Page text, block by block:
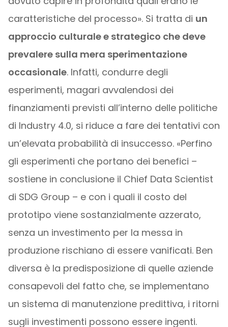
caratteristiche del processo». Si tratta di un
approccio culturale e strategico che deve
prevalere sulla mera sperimentazione
occasionale. Infatti, condurre degli
esperimenti, magari avvalendosi dei
finanziamenti previsti all’interno delle politiche
di Industry 4.0, si riduce a fare dei tentativi con
un’elevata probabilità di insuccesso. «Perfino
gli esperimenti che portano dei benefici –
sostiene in conclusione il Chief Data Scientist
di SDG Group – e con i quali il costo del
prototipo viene sostanzialmente azzerato,
senza un investimento per la messa in
produzione rischiano di essere vanificati. Ben
diversa è la predisposizione di quelle aziende
consapevoli del fatto che, se implementano
un sistema di manutenzione predittiva, i ritorni
sugli investimenti possono essere ingenti.